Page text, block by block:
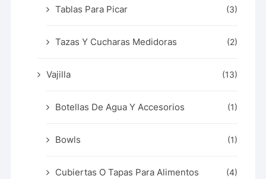
Tablas Para Picar (3)
Tazas Y Cucharas Medidoras (2)
Vajilla (13)
Botellas De Agua Y Accesorios (1)
Bowls (1)
Cubiertas O Tapas Para Alimentos (4)